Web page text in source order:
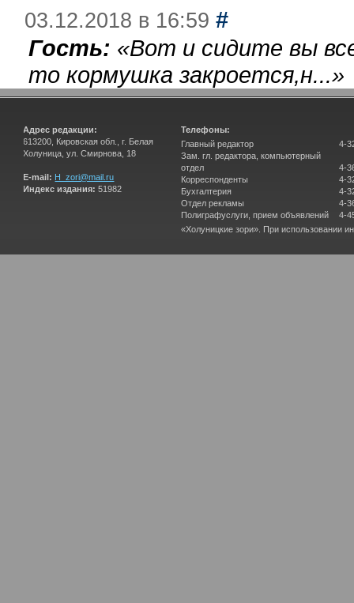
03.12.2018 в 16:59 #
Гость: «Вот и сидите вы
то кормушка закроется,н...»
Адрес редакции:
613200, Кировская обл., г. Белая
Холуница, ул. Смирнова, 18
E-mail: H_zori@mail.ru
Индекс издания: 51982
Телефоны:
Главный редактор
Зам. гл. редактора, компьютерный
отдел
Корреспонденты
Бухгалтерия
Отдел рекламы
Полиграфуслуги, прием объявлений
4-
4-
4-
4-
4-
4-
«Холуницкие зори». При использовании